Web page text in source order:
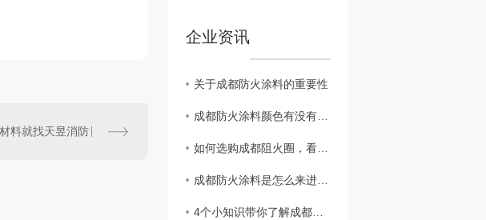
料就找天昱消防
企业资讯
关于成都防火涂料的重要性
成都防火涂料颜色有没有不同颜色？
如何选购成都阻火圈，看完这篇您就知道啦！
成都防火涂料是怎么来进行施工的
4个小知识带你了解成都阻火圈安装标准